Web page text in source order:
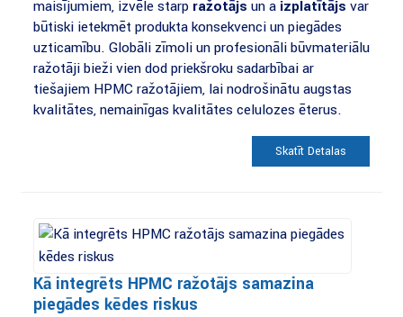
maisījumiem, izvēle starp ražotājs un a izplatītājs var
būtiski ietekmēt produkta konsekvenci un piegādes
uzticamību. Globāli zīmoli un profesionāli būvmateriālu
ražotāji bieži vien dod priekšroku sadarbībai ar
tiešajiem HPMC ražotājiem, lai nodrošinātu augstas
kvalitātes, nemainīgas kvalitātes celulozes ēterus.
Skatīt Detaļas
Kā integrēts HPMC ražotājs samazina
piegādes ķēdes riskus